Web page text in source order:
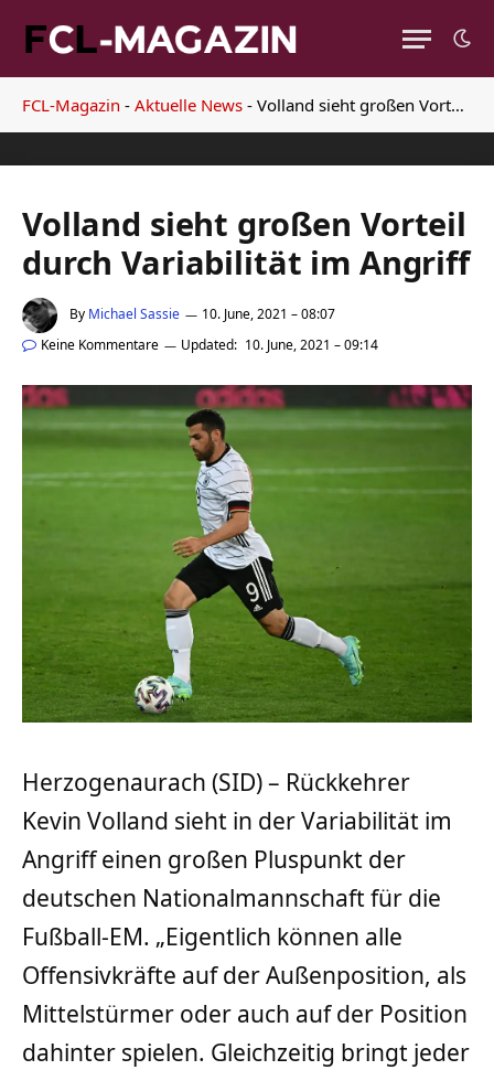
FCL-Magazin - Aktuelle News - Volland sieht großen Vorteil durch Variabilität im Angriff
Volland sieht großen Vorteil
durch Variabilität im Angriff
By Michael Sassie
10. June, 2021 – 08:07
Keine Kommentare
Updated: 10. June, 2021 – 09:14
Herzogenaurach (SID) – Rückkehrer
Kevin Volland sieht in der Variabilität im
Angriff einen großen Pluspunkt der
deutschen Nationalmannschaft für die
Fußball-EM. „Eigentlich können alle
Offensivkräfte auf der Außenposition, als
Mittelstürmer oder auch auf der Position
dahinter spielen. Gleichzeitig bringt jeder